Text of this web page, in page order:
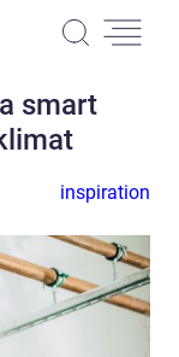
smart
inspiration